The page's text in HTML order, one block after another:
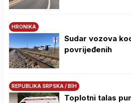
HRONIKA
Sudar vozova
povrijeđenih
REPUBLIKA SRPSKA / BIH
Toplotni talas